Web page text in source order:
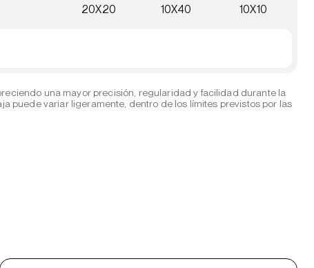
20X20 10X40 10X10
una mayor precisión, regularidad y facilidad durante la
puede variar ligeramente, dentro de los límites previstos por las